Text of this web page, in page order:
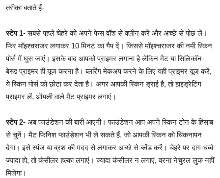
तरीका बताते हैं-
स्टेप 1-सबसे पहले चेहरे को अपने फेस वॉश से क्लीन करें और अच्छे से पोछ लें।
फिर मॉइश्चराजर लगाकर 10 मिनट का गैप दें। जिससे मॉइश्चराजर की नमी स्किन
पोर्स में घुस जाएं। इसके बाद आपको प्राइमर लगाना है लेकिन मैट या सिलिकॉन-
बेस्ड प्राइमर ही यूज करना है। ब्लरिंग मेकअप करने के लिए यही प्राइमर यूज करें,
ये स्किन पोर्स को छोटा कर देता है। अगर आपकी स्किन ड्राई है, तो हाइड्रेटिंग
प्राइमर लें, ऑयली वाले मैट प्राइमर लगाएं।
स्टेप 2- अब फाउंडेशन की बारी आएगी। फाउंडेशन आप अपने स्किन टोन के हिसाब
से चुनें। मैट फिनिश फाउंडेशन भी ले सकते हैं, जो आपकी स्किन को चिकनापन
देगा। इसे स्पंज या ब्रश की मदद से लगाकर अच्छे से ब्लेंड करें। चेहरे पर दाग-धब्बे
ज्यादा हो, तो कंसीलर हल्का लगाएं। ज्यादा कंसीलर न लगाएं, वरना नेचुरल लुक नहीं
मिलेगा।